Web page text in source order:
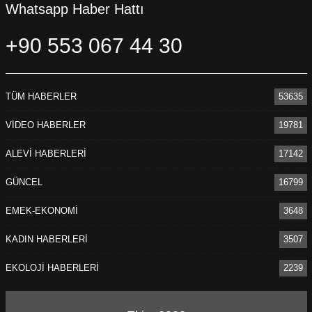
krizin faturasının sırtımıza yıkılmasına karşı birlikte
çıkmaya çağırıyoruz” diyerek, 5 Ekim Dünya Öğretmenler
Diren KESER/MERSİN
Whatsapp Haber Hattı
+90 553 067 44 30
TÜM HABERLER 53635
VİDEO HABERLER 19781
ALEVİ HABERLERİ 17142
GÜNCEL 16799
EMEK-EKONOMİ 3648
KADIN HABERLERİ 3507
EKOLOJİ HABERLERİ 2239